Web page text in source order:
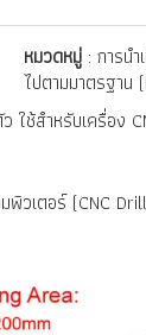
หมวดหมู่ : การน
ไปตามมาตรฐาน
ใช้สำหรับเครื่อง
พิวเตอร์ (CNC